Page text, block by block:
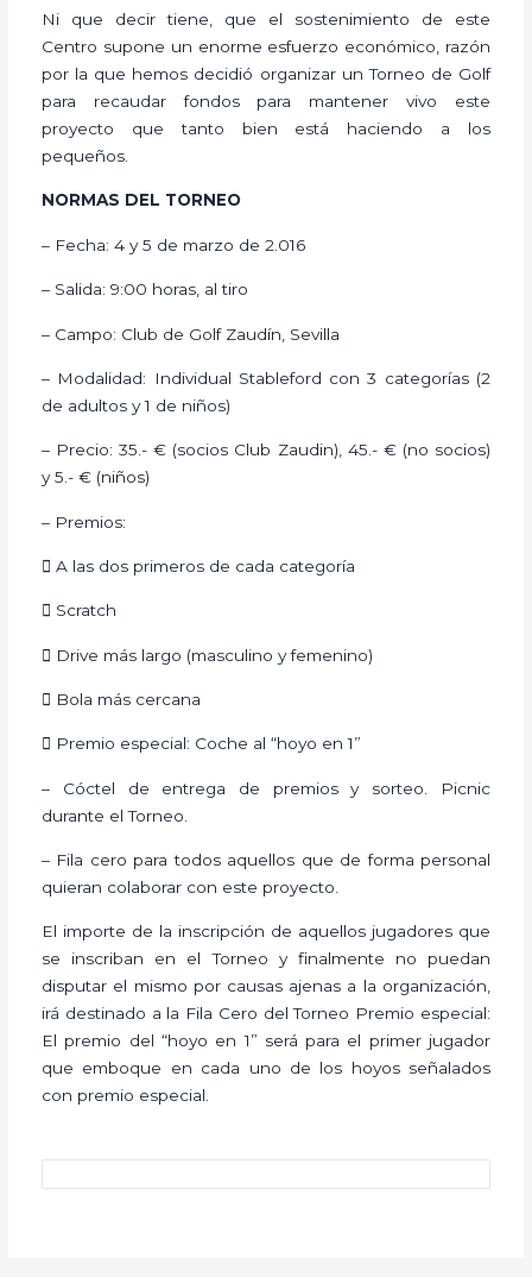
Ni que decir tiene, que el sostenimiento de este
Centro supone un enorme esfuerzo económico, razón
por la que hemos decidió organizar un Torneo de Golf
para recaudar fondos para mantener vivo este
proyecto que tanto bien está haciendo a los
pequeños.
NORMAS DEL TORNEO
– Fecha: 4 y 5 de marzo de 2.016
– Salida: 9:00 horas, al tiro
– Campo: Club de Golf Zaudín, Sevilla
– Modalidad: Individual Stableford con 3 categorías (2
de adultos y 1 de niños)
– Precio: 35.- € (socios Club Zaudin), 45.- € (no socios)
y 5.- € (niños)
– Premios:
 A las dos primeros de cada categoría
 Scratch
 Drive más largo (masculino y femenino)
 Bola más cercana
 Premio especial: Coche al “hoyo en 1”
– Cóctel de entrega de premios y sorteo. Picnic
durante el Torneo.
– Fila cero para todos aquellos que de forma personal
quieran colaborar con este proyecto.
El importe de la inscripción de aquellos jugadores que
se inscriban en el Torneo y finalmente no puedan
disputar el mismo por causas ajenas a la organización,
irá destinado a la Fila Cero del Torneo Premio especial:
El premio del “hoyo en 1” será para el primer jugador
que emboque en cada uno de los hoyos señalados
con premio especial.